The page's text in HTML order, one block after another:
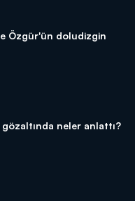
Özgür'ün doludizgin
neler anlattı?